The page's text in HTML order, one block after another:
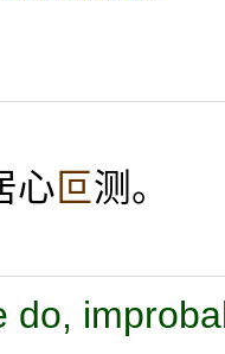
心叵测。
do,